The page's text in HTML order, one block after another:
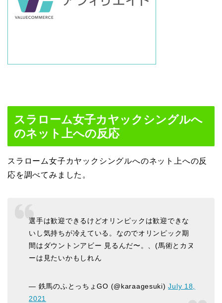
スラローム女子カヤックシングルへ
のネット上への反応
スラローム女子カヤックシングルへのネット上への反
応を調べてみました。
選手は歓迎できるけどオリンピックは歓迎できな
いし気持ちが冷えている。なのでオリンピック期
間はダウントンアビー 見るんだ〜。、(馬術とカヌ
ーは見たいかもしれん
— 鉄馬のふとっちょGO (@karaagesuki)July 18,
2021